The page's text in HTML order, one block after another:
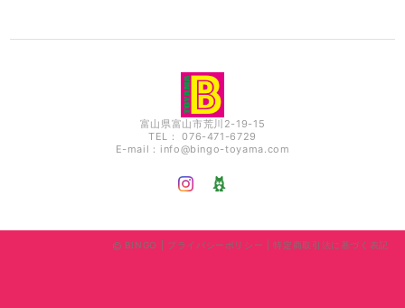
富山県富山市荒川2-19-15
TEL： 076-471-6729
E-mail： info@bingo-toyama.com
BINGO | プライバシーポリシー |特定商取引法に基づく表記